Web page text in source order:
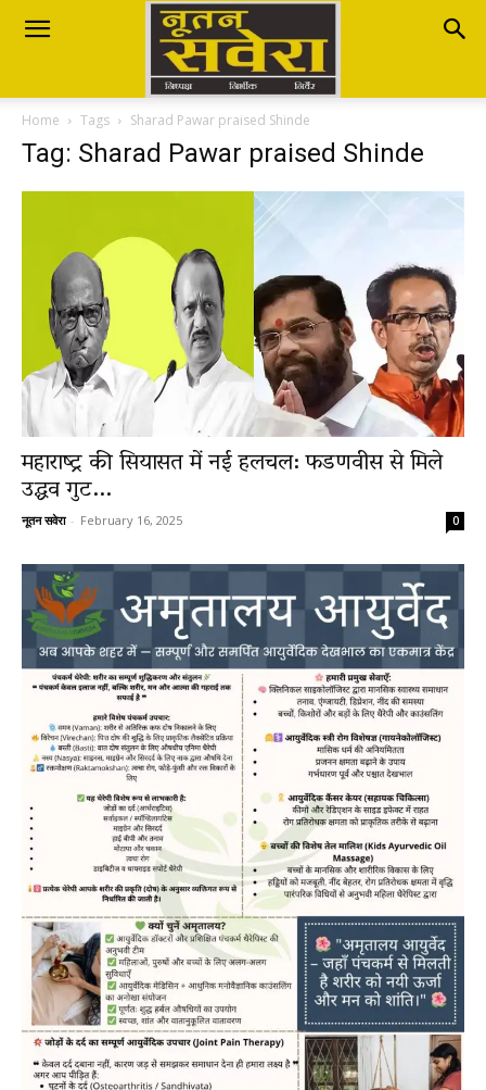
Nutan
Savera
Breaking
News
LIVE
Home Tags Sharad Pawar praised Shinde
Tag: Sharad Pawar praised Shinde
महाराष्ट्र की सियासत में नई हलचल: फडणवीस से मिले
उद्धव गुट...
नूतन सवेरा - February 16, 2025 0